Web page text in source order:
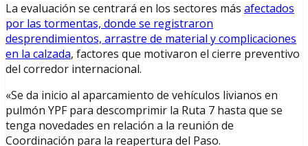
La evaluación se centrará en los sectores más afectados
por las tormentas, donde se registraron
desprendimientos, arrastre de material y complicaciones
en la calzada, factores que motivaron el cierre preventivo
del corredor internacional.
«Se da inicio al aparcamiento de vehículos livianos en
pulmón YPF para descomprimir la Ruta 7 hasta que se
tenga novedades en relación a la reunión de
Coordinación para la reapertura del Paso.